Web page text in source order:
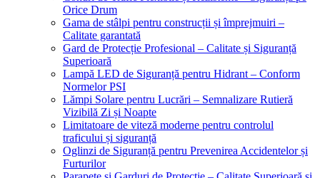
Orice Drum
Gama de stâlpi pentru construcții și împrejmuiri –
Calitate garantată
Gard de Protecție Profesional – Calitate și Siguranță
Superioară
Lampă LED de Siguranță pentru Hidrant – Conform
Normelor PSI
Lămpi Solare pentru Lucrări – Semnalizare Rutieră
Vizibilă Zi și Noapte
Limitatoare de viteză moderne pentru controlul
traficului și siguranță
Oglinzi de Siguranță pentru Prevenirea Accidentelor și
Furturilor